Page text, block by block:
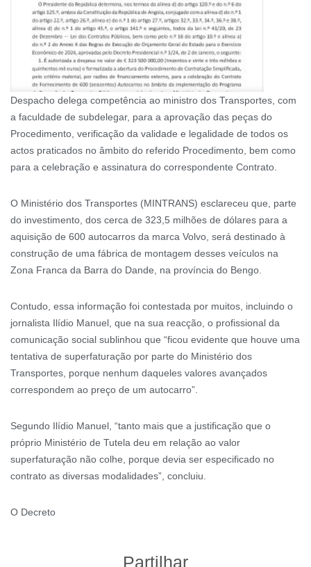
Despacho delega competência ao ministro dos Transportes, com
a faculdade de subdelegar, para a aprovação das peças do
Procedimento, verificação da validade e legalidade de todos os
actos praticados no âmbito do referido Procedimento, bem como
para a celebração e assinatura do correspondente Contrato.
O Ministério dos Transportes (MINTRANS) esclareceu que, parte
do investimento, dos cerca de 323,5 milhões de dólares para a
aquisição de 600 autocarros da marca Volvo, será destinado à
construção de uma fábrica de montagem desses veículos na
Zona Franca da Barra do Dande, na província do Bengo.
Contudo, essa informação foi contestada por muitos, incluindo o
jornalista Ilídio Manuel, que na sua reacção, o profissional da
comunicação social sublinhou que “ficou evidente que houve uma
tentativa de superfaturação por parte do Ministério dos
Transportes, porque nenhum daqueles valores avançados
correspondem ao preço de um autocarro”.
Segundo Ilídio Manuel, “tanto mais que a justificação que o
próprio Ministério de Tutela deu em relação ao valor
superfaturação não colhe, porque devia ser especificado no
contrato as diversas modalidades”, concluiu.
O Decreto
Partilhar